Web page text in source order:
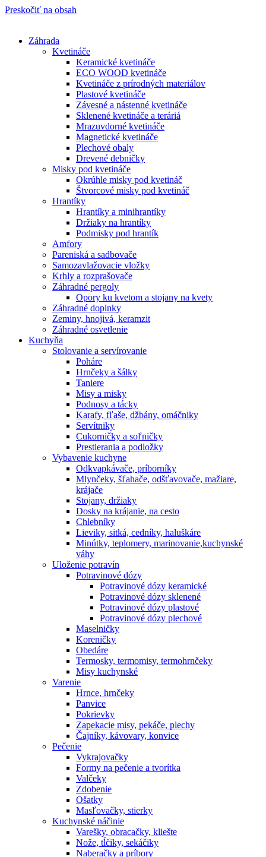
Preskočiť na obsah
Záhrada
Kvetináče
Keramické kvetináče
ECO WOOD kvetináče
Kvetináče z prírodných materiálov
Plastové kvetináče
Závesné a nástenné kvetináče
Sklenené kvetináče a teráriá
Mrazuvdorné kvetináče
Magnetické kvetináče
Plechové obaly
Drevené debničky
Misky pod kvetináče
Okrúhle misky pod kvetináč
Štvorcové misky pod kvetináč
Hrantíky
Hrantíky a minihrantíky
Držiaky na hrantíky
Podmisky pod hrantík
Amfory
Pareniská a sadbovače
Samozavlažovacie vložky
Krhly a rozprašovače
Záhradné pergoly
Opory ku kvetom a stojany na kvety
Záhradné doplnky
Zeminy, hnojivá, keramzit
Záhradné osvetlenie
Kuchyňa
Stolovanie a servírovanie
Poháre
Hrnčeky a šálky
Taniere
Misy a misky
Podnosy a tácky
Karafy, fľaše, džbány, omáčniky
Servítniky
Cukorničky a soľničky
Prestierania a podložky
Vybavenie kuchyne
Odkvapkávače, príborníky
Mlynčeky, šľahače, odšťavovače, mažiare,
krájače
Stojany, držiaky
Dosky na krájanie, na cesto
Chlebníky
Lieviky, sitká, cedníky, haluškáre
Minútky, teplomery, marinovanie,kuchynské
váhy
Uloženie potravín
Potravinové dózy
Potravinové dózy keramické
Potravinové dózy sklenené
Potravinové dózy plastové
Potravinové dózy plechové
Maselničky
Koreničky
Obedáre
Termosky, termomisy, termohrnčeky
Misy kuchynské
Varenie
Hrnce, hrnčeky
Panvice
Pokrievky
Zapekacie misy, pekáče, plechy
Čajníky, kávovary, konvice
Pečenie
Vykrajovačky
Formy na pečenie a tvorítka
Valčeky
Zdobenie
Ošatky
Masľovačky, stierky
Kuchynské náčinie
Varešky, obracačky, kliešte
Nože, tĺčiky, sekáčiky
Naberačky a príbory